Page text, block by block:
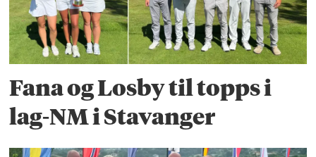
Fana og Losby til topps i
lag-NM i Stavanger